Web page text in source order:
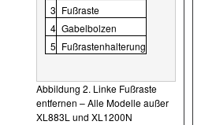
3 Fußraste
4 Gabelbolzen
5 Fußrastenhalterung
Abbildung 2. Linke Fußraste
entfernen – Alle Modelle außer
XL883L und XL1200N